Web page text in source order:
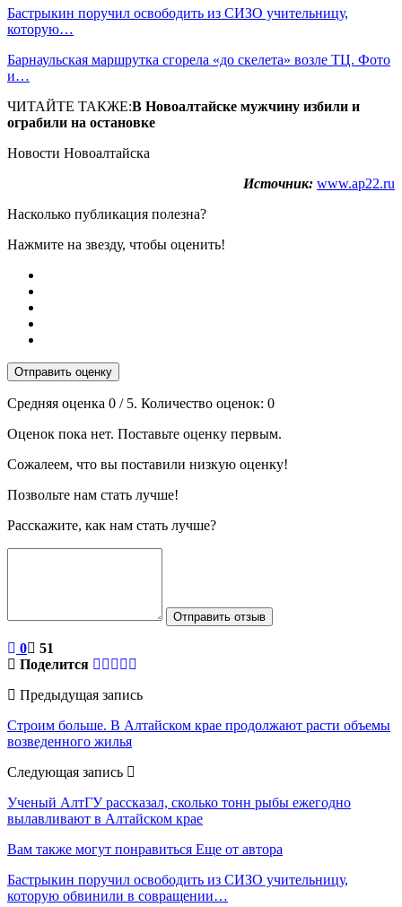
Бастрыкин поручил освободить из СИЗО учительницу,
которую…
Барнаульская маршрутка сгорела «до скелета» возле ТЦ. Фото
и…
ЧИТАЙТЕ ТАКЖЕ:В Новоалтайске мужчину избили и
ограбили на остановке
Новости Новоалтайска
Источник: www.ap22.ru
Насколько публикация полезна?
Нажмите на звезду, чтобы оценить!
Отправить оценку
Средняя оценка 0 / 5. Количество оценок: 0
Оценок пока нет. Поставьте оценку первым.
Сожалеем, что вы поставили низкую оценку!
Позвольте нам стать лучше!
Расскажите, как нам стать лучше?
Отправить отзыв
0
51
Поделится
Предыдущая запись
Строим больше. В Алтайском крае продолжают расти объемы
возведенного жилья
Следующая запись
Ученый АлтГУ рассказал, сколько тонн рыбы ежегодно
вылавливают в Алтайском крае
Вам также могут понравиться Еще от автора
Бастрыкин поручил освободить из СИЗО учительницу,
которую обвинили в совращении…